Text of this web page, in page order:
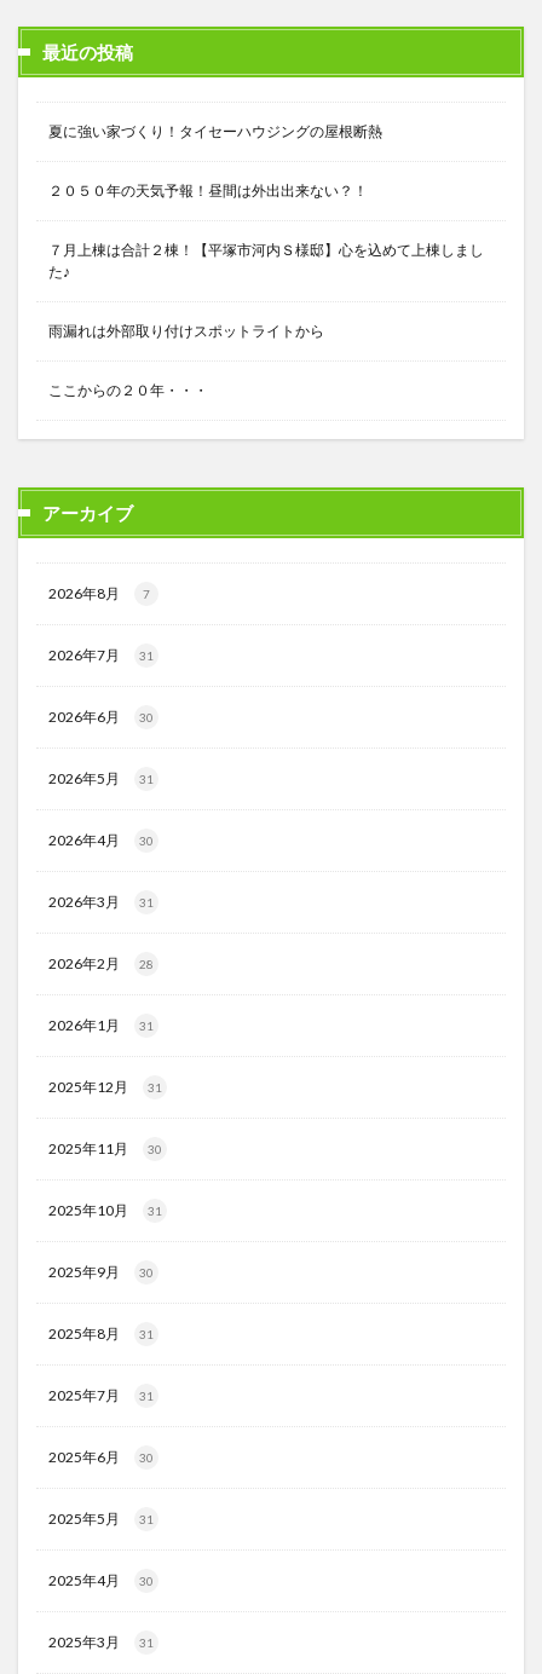
最近の投稿
夏に強い家づくり！タイセーハウジングの屋根断熱
２０５０年の天気予報！昼間は外出出来ない？！
７月上棟は合計２棟！【平塚市河内Ｓ様邸】心を込めて上棟しまし
た♪
雨漏れは外部取り付けスポットライトから
ここからの２０年・・・
アーカイブ
2026年8月 7
2026年7月 31
2026年6月 30
2026年5月 31
2026年4月 30
2026年3月 31
2026年2月 28
2026年1月 31
2025年12月 31
2025年11月 30
2025年10月 31
2025年9月 30
2025年8月 31
2025年7月 31
2025年6月 30
2025年5月 31
2025年4月 30
2025年3月 31